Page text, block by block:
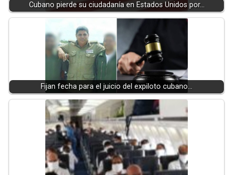
Cubano pierde su ciudadanía en Estados Unidos por…
Fijan fecha para el juicio del expiloto cubano…